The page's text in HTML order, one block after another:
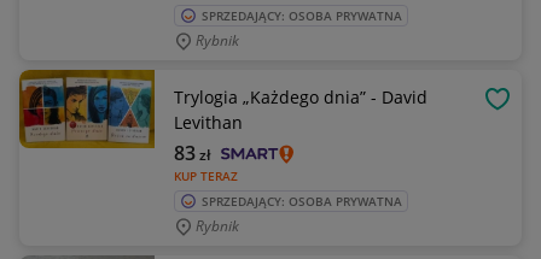
SPRZEDAJĄCY: OSOBA PRYWATNA
Rybnik
Trylogia „Każdego dnia” - David
Levithan
KUP TERAZ
83zł
SPRZEDAJĄCY: OSOBA PRYWATNA
Rybnik